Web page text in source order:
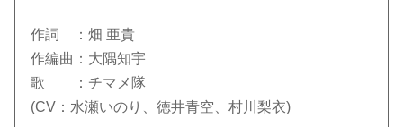
作詞 ：畑 亜貴
作編曲：大隅知宇
歌 ：チマメ隊
(CV：水瀬いのり、徳井青空、村川梨衣)